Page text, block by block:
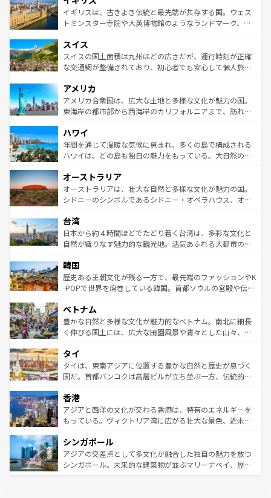
香り高いラベンダー畑など、多彩な楽しみ方が可能だ。さ
らに、パリ以外の地域にも魅力が溢れており、どの街角に
れる地方に足を運ぶとそれぞれで全く異なる文化を体験で
きるだろう。 なお、新着のフランス情報はコンテンツ一覧
を参照してほしい。
ルリンの文化的活気、バイエルン州のアルプスの絶景、そ
してライン川沿いのワイン畑といった風景は必見。ビール
は、お酒好きな人にはぜひ体験してほしい。 なお、新着の
ドイツ情報はコンテンツ一覧を参照してほしい。
イギリスは、古きよき伝統と最先端が共存する国。ウェス
トミンスター寺院や大英博物館のようなランドマーク、歴
リアごとに異なる魅力がある。また、優雅なアフタヌーン
ティー、ビール好きにはたまらない英国パブ、サッカー観
戦など、本場だからこそできる体験も豊富。イギリスを旅
ンツ一覧を参照してほしい。
スイス
スイスの国土面積は九州ほどの広さだが、運行時刻が正確
な交通網が整備されており、初心者でも安心して個人旅行
の建物がそのまま残る町や、スイスならではのユニークな
博物館もあり、アルプス観光だけでなく町歩きも満喫する
ことができる。国民の所得が高いため物価も高いが、旅行
ば市内交通費無料で観光を楽しむこともできる。 なお、新
着のスイス情報はコンテンツ一覧 を参照してほしい。
アメリカ
アメリカ合衆国は、広大な土地と多様な文化が魅力の国。
東海岸の都市部から西海岸のカリフォルニアまで、訪れる
のような巨大都市は、観光、ショッピング、エンターテイ
ンメントが詰まった刺激的なスポットだ。一方、アメリカ
西部には大自然が広がり、グランドキャニオンやイエロー
部のニューオーリンズでは、音楽と美食が融合した独特の
文化が魅力。旅行者はアメリカの各地域で異なる魅力を楽
しみながら、その多様性と豊かな歴史を感じることができ
ならではの贅沢な旅のスタイルだ。 なお、新着のアメリカ
情報はコンテンツ一覧を参照してほしい。
ハワイ
年間を通じて温暖な気候に恵まれ、多くの島で構成される
ハワイは、どの島も独自の魅力をもっている。大自然の神
ワイ島は見逃せない。また、定番の観光地といえばオアフ
島だが、静かな自然を求めるならマウイ島やカウアイ島が
おすすめ。エメラルドグリーンに輝く海をはじめ、豊かな
れるおもてなしの心で訪れる人々を迎えてくれるハワイの
人々、おいしいローカルフードやハワイアンミュージッ
ク、伝統的なフラダンスなど、すべてがハワイの魅力を彩
ワイを、存分に味わってほしい。 なお、新着のハワイ情報
はコンテンツ一覧を参照してほしい。
オーストラリア
オーストラリアは、壮大な自然と多様な文化が魅力の国。
シドニーのシンボルであるシドニー・オペラハウス、オー
リアリーフや大陸中央部にそびえるウルル（エアーズロッ
ク）、タスマニアの美しい原生林やケアンズの熱帯雨林な
ど、見どころがたくさん。また、カフェやワイン、オージ
いる。アクティビティも充実しており、サーフィンやダイ
ビング、ハイキングなど、アウトドア好きにはたまらな
い。オーストラリアの多彩な魅力を存分に味わいつくそ
参照してほしい。
台湾
日本から約４時間ほどでたどり着く台湾は、多彩な文化と
自然が織りなす魅力的な観光地。活気あふれる大都市の台
ン）、静ひつな山岳地帯である台湾東部など、都市の喧騒
と山間の静けさが共存しており、訪れる人に新しい発見と
驚きをもたらしてくれる。また、奥深い台湾の食文化も魅
容にもいいと評判のスイーツなど、バラエティ豊かな料理
が味わえる。 なお、新着の台湾情報は コンテンツ一覧を参
照してほしい。
韓国
歴史ある王朝文化が残る一方で、最先端のファッションやK
-POPで世界を席巻している韓国。首都ソウルの宮殿や伝統
き、地方に足を延ばせば四季折々の自然美を楽しむことが
できる。そして、キムチや焼肉、絶品のストリートフード
まで、さまざまな韓国料理が待っている。夜には、韓国な
リティに包まれながら、韓国の多彩な魅力を心ゆくまで味
わってみてほしい。 なお、新着の韓国情報はコンテンツ一
覧を参照してほしい。
ベトナム
豊かな自然と多様な文化が魅力的なベトナム。南北に細長
く伸びる国土には、広大な田園風景や青々とした山々、世
急速な発展と共に伝統が息づく。ハノイの古い町並みやホ
ーチミン市のフランス統治時代の建物も、独特の雰囲気を
醸し出している。また、バラエティの豊かさとおいしさで
とつ。フォーやバインミー、ベトナムコーヒーなどは、ぜ
ひ現地で味わいたい。どの地域を訪れてもあたたかい人々
が旅行者を迎えてくれるので、きっと忘れられない旅にな
参照してほしい。
タイ
タイは、東南アジアに位置する豊かな自然と歴史が息づく
国だ。首都バンコクは高層ビルが立ち並ぶ一方、伝統的な
の活気が交差している。北部ではチェンマイなどの山岳地
帯で自然と触れ合い、南部ではプーケットやクラビの美し
いビーチでリゾート気分を楽しむことができる。タイ料理
激する。気候は一年中温暖で、どの季節にも異なる楽しみ
が待っている。親しみやすいタイの人々、仏教を中心とし
た文化、そして多様な観光資源が、訪れる旅人を魅了し続
香港
アジアと西洋の文化が交わる香港は、特有のエネルギーを
もっている。ヴィクトリア湾に広がる壮大な景色、近未来
み、どこを訪れても感動するはず。観光スポットが密集し
ており、効率よく見どころを回れるのも魅力。息をのむよ
うな絶景から文化的な体験まで、香港を存分に楽しみ尽く
シンガポール
アジアの交差点として多文化が融合した独自の魅力を放つ
シンガポール。未来的な建築物が並ぶマリーナベイ、歴史